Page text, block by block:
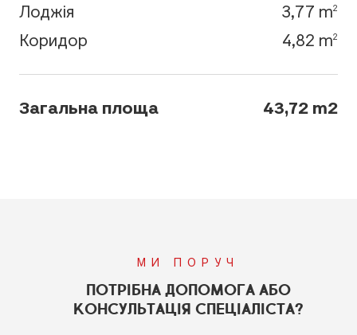
Лоджія 3,77 m2
Коридор 4,82 m2
Загальна площа 43,72 m2
МИ ПОРУЧ
ПОТРІБНА ДОПОМОГА АБО
КОНСУЛЬТАЦІЯ СПЕЦІАЛІСТА?